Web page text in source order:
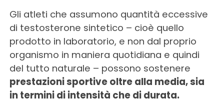
Gli atleti che assumono quantità eccessive
di testosterone sintetico – cioè quello
prodotto in laboratorio, e non dal proprio
organismo in maniera quotidiana e quindi
del tutto naturale – possono sostenere
prestazioni sportive oltre alla media, sia
in termini di intensità che di durata.